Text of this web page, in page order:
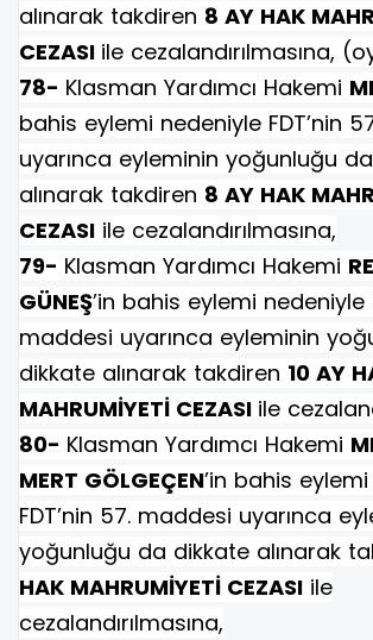
alınarak takdiren 8 AY HAK
CEZASI ile cezalandırılmasına,
78- Klasman Yardımcı Hakemi
bahis eylemi nedeniyle FDT’nin
uyarınca eyleminin yoğunluğu
alınarak takdiren 8 AY HAK
CEZASI ile cezalandırılmasına,
79- Klasman Yardımcı Hakemi
GÜNEŞ’in bahis eylemi nedeniyle
maddesi uyarınca eyleminin
dikkate alınarak takdiren 10 AY
MAHRUMİYETİ CEZASI ile
80- Klasman Yardımcı Hakemi
MERT GÖLGEÇEN’in bahis
FDT’nin 57. maddesi uyarınca
yoğunluğu da dikkate alınarak
HAK MAHRUMİYETİ CEZASI ile
cezalandırılmasına,